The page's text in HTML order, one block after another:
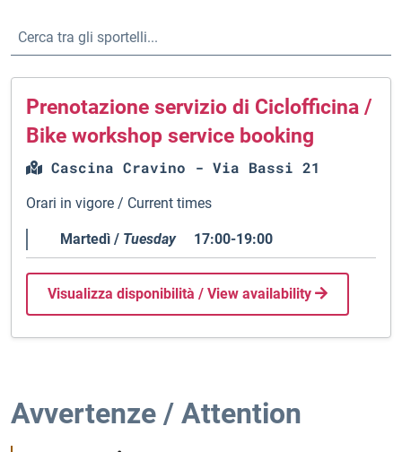
Prenotazione servizio di Ciclofficina /
Bike workshop service booking
Cascina Cravino - Via Bassi 21
Orari in vigore / Current times
Martedì / Tuesday17:00-19:00
Visualizza disponibilità / View availability
Avvertenze / Attention